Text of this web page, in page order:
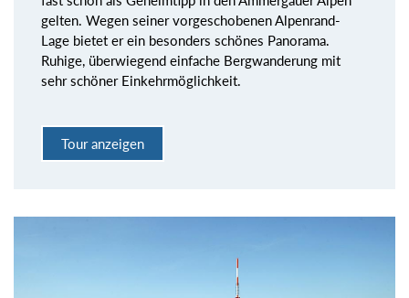
gelten. Wegen seiner vorgeschobenen Alpenrand-
Lage bietet er ein besonders schönes Panorama.
Ruhige, überwiegend einfache Bergwanderung mit
sehr schöner Einkehrmöglichkeit.
Tour anzeigen